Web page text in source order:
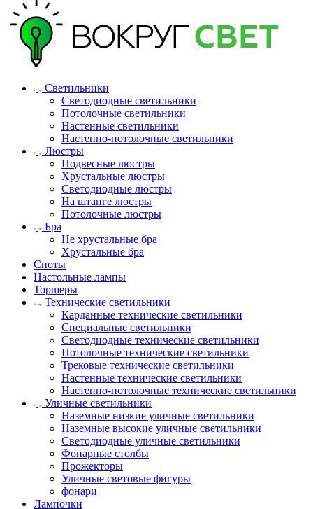
Светильники
Светодиодные светильники
Потолочные светильники
Настенные светильники
Настенно-потолочные светильники
Люстры
Подвесные люстры
Хрустальные люстры
Светодиодные люстры
На штанге люстры
Потолочные люстры
Бра
Не хрустальные бра
Хрустальные бра
Споты
Настольные лампы
Торшеры
Технические светильники
Карданные технические светильники
Специальные светильники
Светодиодные технические светильники
Потолочные технические светильники
Трековые технические светильники
Настенные технические светильники
Настенно-потолочные технические светильники
Уличные светильники
Наземные низкие уличные светильники
Наземные высокие уличные светильники
Светодиодные уличные светильники
Фонарные столбы
Прожекторы
Уличные световые фигуры
фонари
Лампочки